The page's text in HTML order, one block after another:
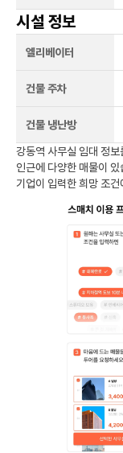
시설 정보
엘리베이터
건물 주차
건물 냉난방
강동역 사무실 임대 정
인근에 다양한 매물이
기업이 입력한 희망 조